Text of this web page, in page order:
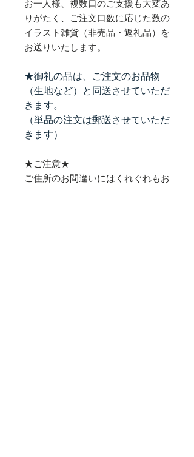
お一人様、複数口のご支援も大変あ
りがたく、ご注文口数に応じた数の
イラスト雑貨（非売品・返礼品）を
お送りいたします。
★御礼の品は、ご注文のお品物
（生地など）と同送させていただ
きます。
（単品の注文は郵送させていただ
きます）
★ご注意★
ご住所のお間違いにはくれぐれもお